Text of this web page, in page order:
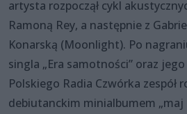
artysta rozpoczął cykl
Ramoną Rey, a następnie z
Konarską (Moonlight). Po
singla „Era samotności” oraz
Polskiego Radia Czwórka zespół
debiutanckim minialbumem „maj